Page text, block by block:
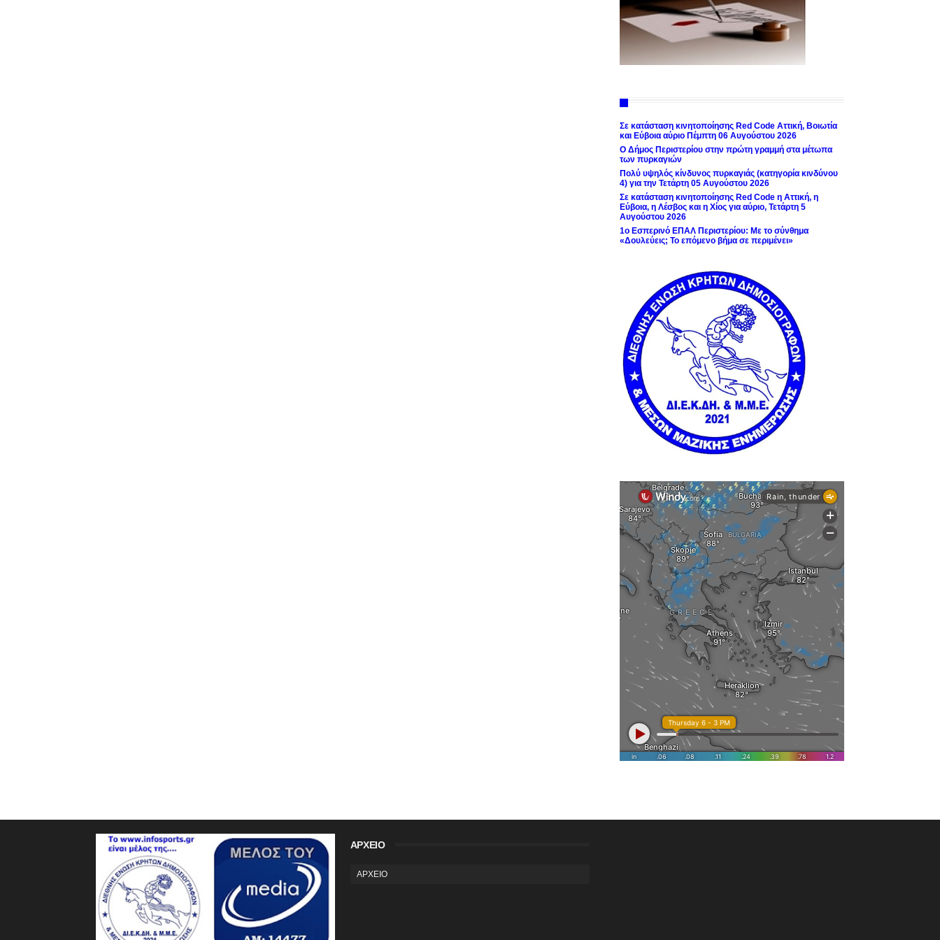
Σε κατάσταση κινητοποίησης Red Code Αττική, Βοιωτία
και Εύβοια αύριο Πέμπτη 06 Αυγούστου 2026
Ο Δήμος Περιστερίου στην πρώτη γραμμή στα μέτωπα
των πυρκαγιών
Πολύ υψηλός κίνδυνος πυρκαγιάς (κατηγορία κινδύνου
4) για την Τετάρτη 05 Αυγούστου 2026
Σε κατάσταση κινητοποίησης Red Code η Αττική, η
Εύβοια, η Λέσβος και η Χίος για αύριο, Τετάρτη 5
Αυγούστου 2026
1ο Εσπερινό ΕΠΑΛ Περιστερίου: Με το σύνθημα
«Δουλεύεις; Το επόμενο βήμα σε περιμένει»
ΑΡΧΕΙΟ